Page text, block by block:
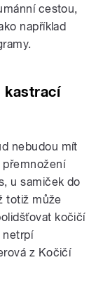
cestou,
například
kastrací
nebudou mít
přemnožení
u samiček do
totiž může
kočičí
netrpí
z Kočičí